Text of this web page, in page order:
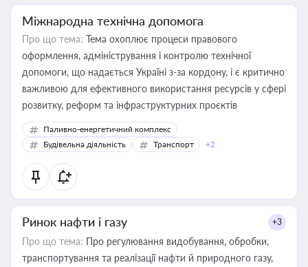
Міжнародна технічна допомога
Про що тема: Тема охоплює процеси правового
оформлення, адміністрування і контролю технічної
допомоги, що надається Україні з-за кордону, і є критично
важливою для ефективного використання ресурсів у сфері
розвитку, реформ та інфраструктурних проєктів
Паливно-енергетичний комплекс
Будівельна діяльність
Транспорт +2
Ринок нафти і газу +3
Про що тема: Про регулювання видобування, обробки,
транспортування та реалізації нафти й природного газу,